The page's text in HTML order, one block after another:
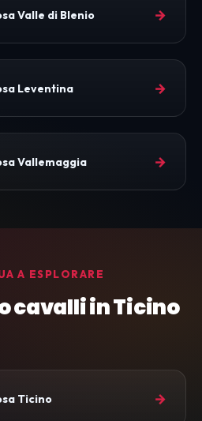
Valle di Blenio →
Leventina →
Vallemaggia →
A ESPLORARE
cavalli in Ticino
Ticino →